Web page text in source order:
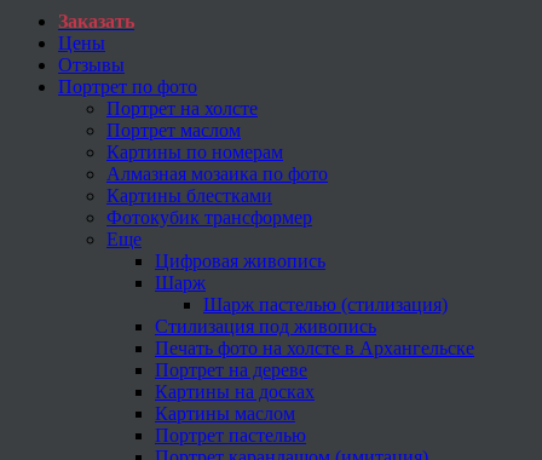
Заказать
Цены
Отзывы
Портрет по фото
Портрет на холсте
Портрет маслом
Картины по номерам
Алмазная мозаика по фото
Картины блестками
Фотокубик трансформер
Еще
Цифровая живопись
Шарж
Шарж пастелью (стилизация)
Стилизация под живопись
Печать фото на холсте в Архангельске
Портрет на дереве
Картины на досках
Картины маслом
Портрет пастелью